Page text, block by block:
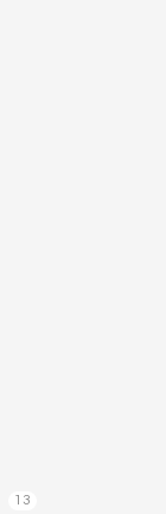
13